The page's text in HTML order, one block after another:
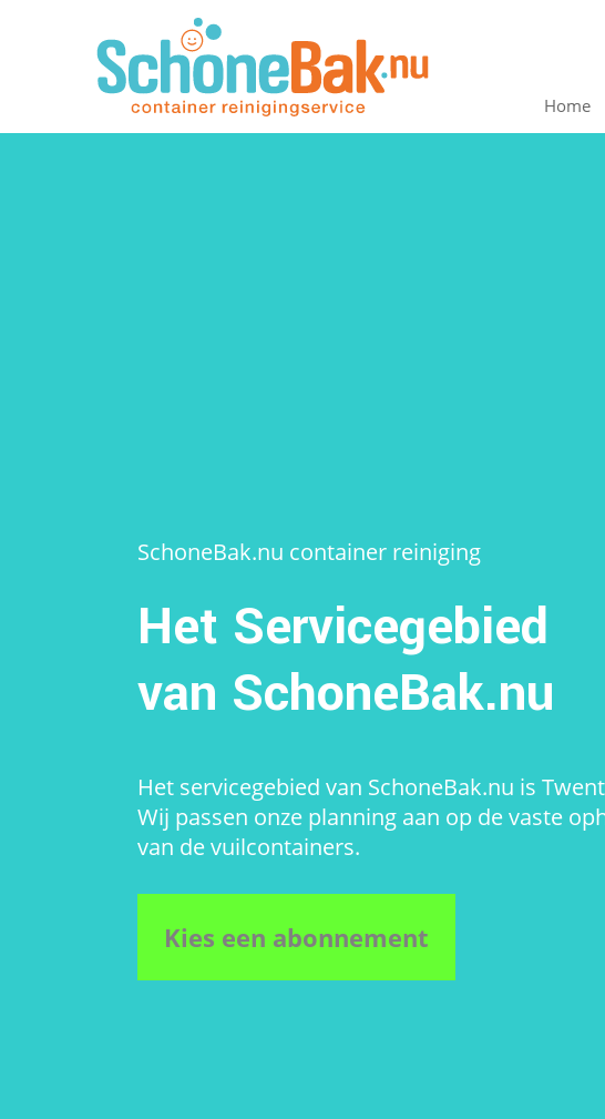
Home
SchoneBak.nu container reiniging
Het Servicegebied
van SchoneBak.nu
Het servicegebied van SchoneBak.nu is
Wij passen onze planning aan op de vaste
van de vuilcontainers.
Kies een abonnement